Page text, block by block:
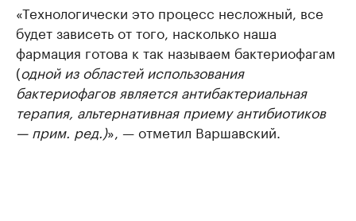
«Технологически это процесс несложный, все
будет зависеть от того, насколько наша
фармация готова к так называем бактериофагам
(одной из областей использования
бактериофагов является антибактериальная
терапия, альтернативная приему антибиотиков
— прим. ред.)», — отметил Варшавский.